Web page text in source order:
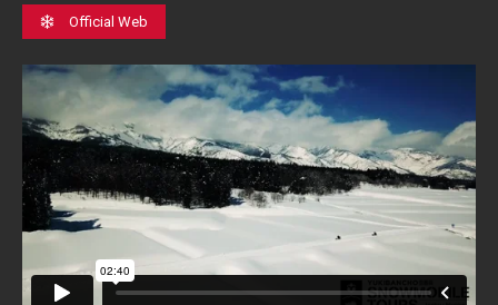
Official Web